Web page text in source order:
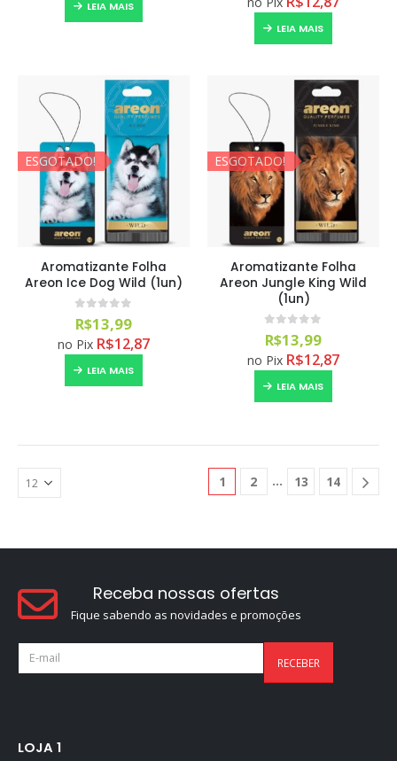
LEIA MAIS
LEIA MAIS
ESGOTADO!
Aromatizante Folha
Areon Ice Dog Wild (1un)
0 out of 5
R$13,99
no Pix R$12,87
LEIA MAIS
ESGOTADO!
Aromatizante Folha
Areon Jungle King Wild
(1un)
0 out of 5
R$13,99
no Pix R$12,87
LEIA MAIS
1 2 13 14
Receba nossas ofertas
Fique sabendo as novidades e promoções
LOJA 1